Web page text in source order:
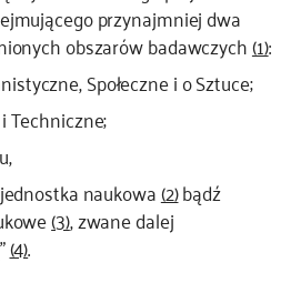
przynajmniej dwa
obszarów badawczych(1):
Społeczne i o Sztuce;
Techniczne;
naukowa(2)bądź
(3), zwane dalej
(4).